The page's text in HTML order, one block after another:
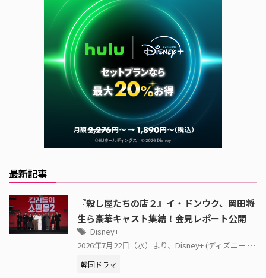
最新記事
『殺し屋たちの店２』イ・ドンウク、岡田将
生ら豪華キャスト集結！会見レポート公開
Disney+
2026年7月22日（水）より、Disney+ (ディズニー …
韓国ドラマ